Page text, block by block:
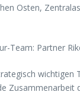
Osten,
Team: Partner